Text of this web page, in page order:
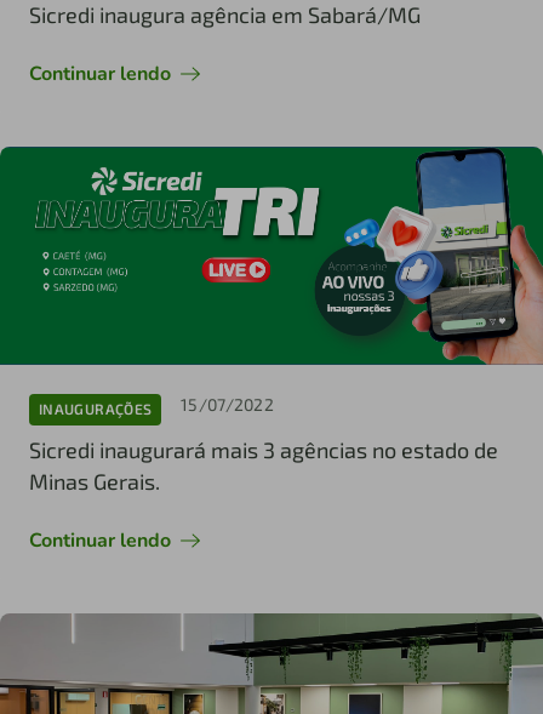
Sicredi inaugura agência em Sabará/MG
Continuar lendo
INAUGURAÇÕES 15/07/2022
Sicredi inaugurará mais 3 agências no estado de
Minas Gerais.
Continuar lendo